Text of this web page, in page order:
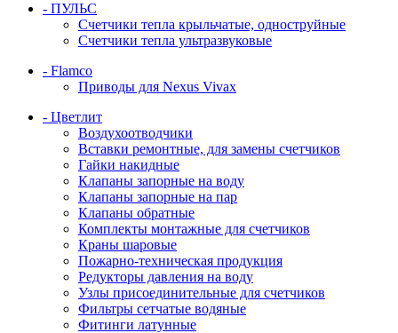
- ПУЛЬС
Счетчики тепла крыльчатые, одноструйные
Счетчики тепла ультразвуковые
- Flamco
Приводы для Nexus Vivax
- Цветлит
Воздухоотводчики
Вставки ремонтные, для замены счетчиков
Гайки накидные
Клапаны запорные на воду
Клапаны запорные на пар
Клапаны обратные
Комплекты монтажные для счетчиков
Краны шаровые
Пожарно-техническая продукция
Редукторы давления на воду
Узлы присоединительные для счетчиков
Фильтры сетчатые водяные
Фитинги латунные